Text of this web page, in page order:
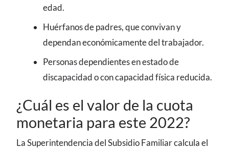
edad.
Huérfanos de padres, que convivan y
dependan económicamente del trabajador.
Personas dependientes en estado de
discapacidad o con capacidad física reducida.
¿Cuál es el valor de la cuota
monetaria para este 2022?
La Superintendencia del Subsidio Familiar calcula el